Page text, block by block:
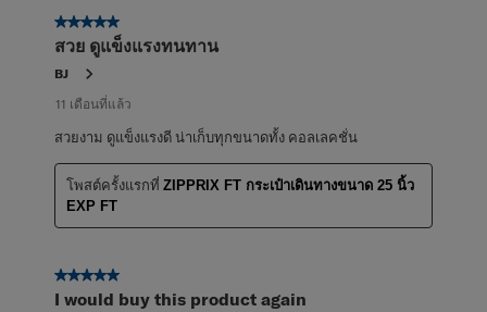
5 จาก 5 ดาว
สวย ดูแข็งแรงทนทาน
BJ
11 เดือนที่แล้ว
สวยงาม ดูแข็งแรงดี น่าเก็บทุกขนาดทั้ง คอลเลคชั่น
โพสต์ครั้งแรกที่ ZIPPRIX FT กระเป๋าเดินทางขนาด 25 นิ้ว
EXP FT
5 จาก 5 ดาว
I would buy this product again